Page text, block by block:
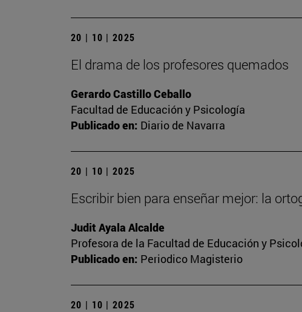
20 | 10 | 2025
El drama de los profesores quemados
Gerardo Castillo Ceballo
Facultad de Educación y Psicología
Publicado en: Diario de Navarra
20 | 10 | 2025
Escribir bien para enseñar mejor: la
Judit Ayala Alcalde
Profesora de la Facultad de Educación y
Publicado en: Periodico Magisterio
20 | 10 | 2025